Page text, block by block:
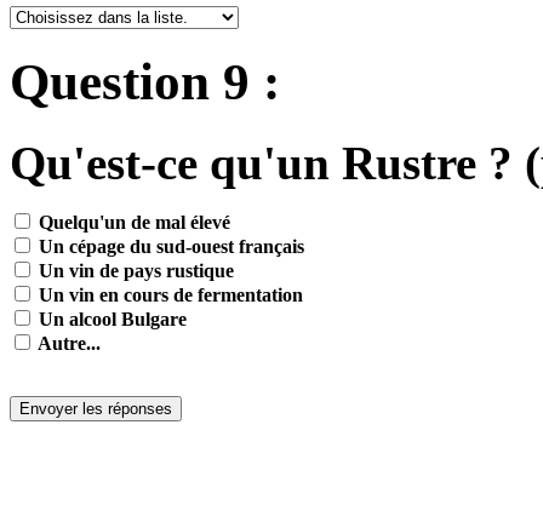
Question 9 :
Qu'est-ce qu'un Rustre ?
Quelqu'un de mal élevé
Un cépage du sud-ouest français
Un vin de pays rustique
Un vin en cours de fermentation
Un alcool Bulgare
Autre...